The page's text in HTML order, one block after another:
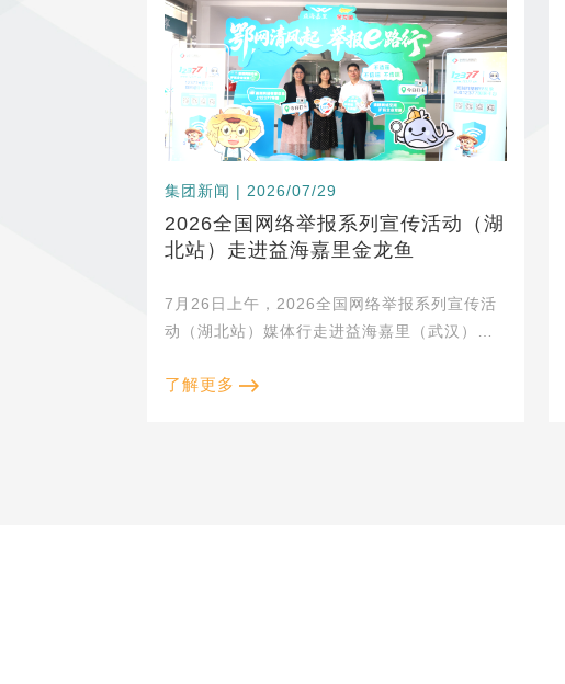
集团新闻 | 2026/07/29
2026全国网络举报系列宣传活动（湖
北站）走进益海嘉里金龙鱼
7月26日上午，2026全国网络举报系列宣传活
动（湖北站）媒体行走进益海嘉里（武汉）粮
业食品安全管控全流程，调研涉企网络侵权治
了解更多